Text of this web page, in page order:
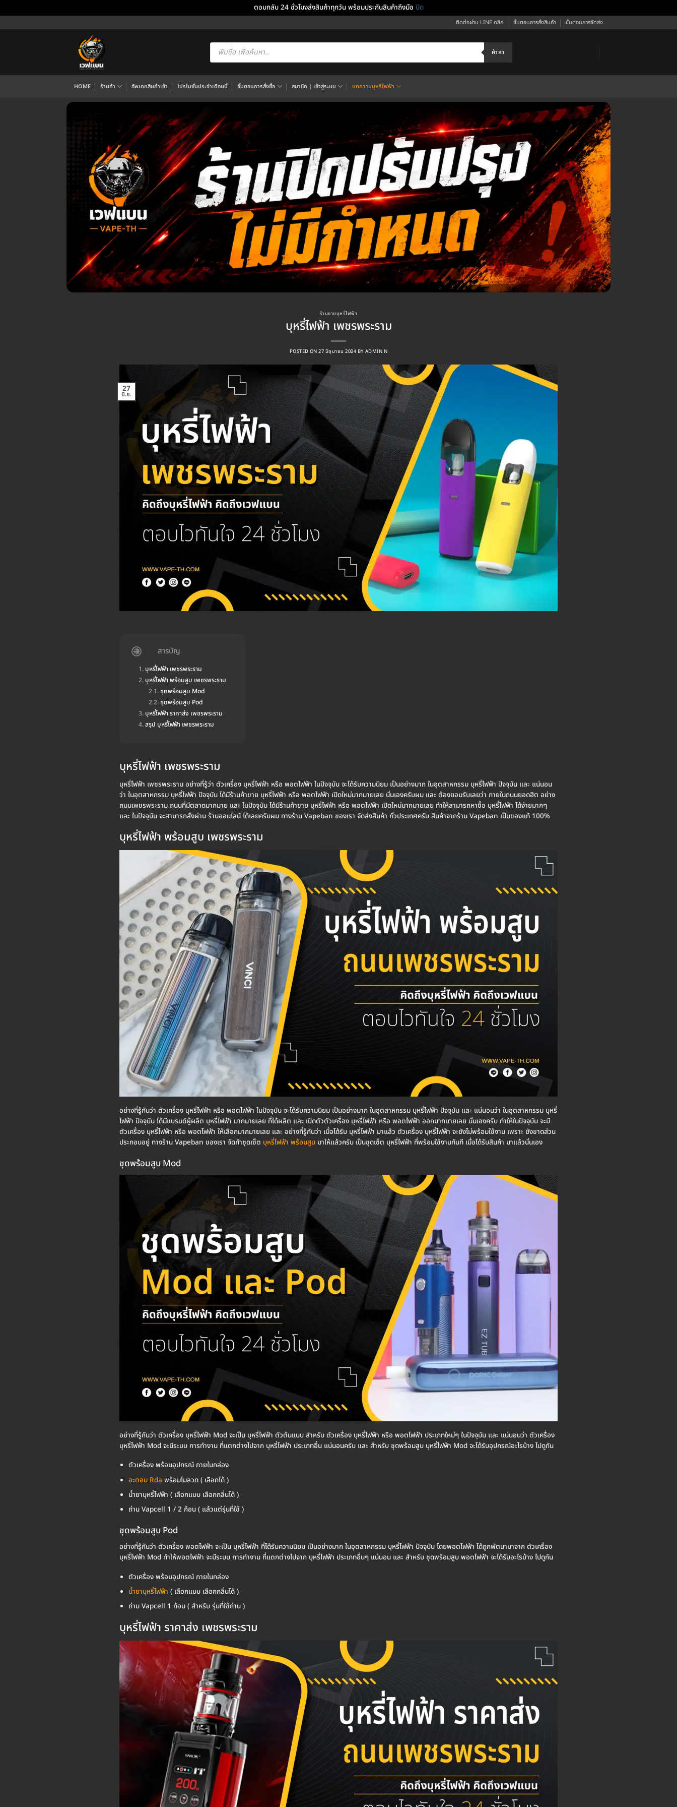
ตอบกลับ 24 ชั่วโมงส่งสินค้าทุกวัน พร้อมประกันสินค้าถึงมือ ปิด
ไป
ติดต่อผ่าน LINE คลิก ขั้นตอนการสั่งสินค้า ขั้นตอนการจัดส่ง
Products
search ค้าหา
HOME ร้านค้า อัพเดทสินค้าเข้า โปรโมชั่นประจำเดือนนี้ ขั้นตอนการสั่งซื้อ สมาชิก | เข้าสู่ระบบ บทความบุหรี่ไฟฟ้า
ร้านขายบุหรี่ไฟฟ้า
บุหรี่ไฟฟ้า เพชรพระราม
POSTED ON27 มิถุนายน 2024 BY ADMIN N
27
มิ.ย.
สารบัญ
บุหรี่ไฟฟ้า เพชรพระราม
บุหรี่ไฟฟ้า พร้อมสูบ เพชรพระราม
ชุดพร้อมสูบ Mod
ชุดพร้อมสูบ Pod
บุหรี่ไฟฟ้า ราคาส่ง เพชรพระราม
สรุป บุหรี่ไฟฟ้า เพชรพระราม
บุหรี่ไฟฟ้า เพชรพระราม
บุหรี่ไฟฟ้า เพชรพระราม อย่างที่รู้ว่า ตัวเครื่อง บุหรี่ไฟฟ้า หรือ พอตไฟฟ้า ในปัจจุบัน จะได้รับความนิยม เป็นอย่างมาก ในอุตสาหกรรม บุหรี่ไฟฟ้า ปัจจุบัน และ แน่นอน
ว่า ในอุตสาหกรรม บุหรี่ไฟฟ้า ปัจจุบัน ได้มีร้านค้าขาย บุหรี่ไฟฟ้า หรือ พอตไฟฟ้า เปิดใหม่มากมายเลย นั่นเองครับผม และ ต้องยอมรับเลยว่า ภายในถนนยอดฮิต อย่าง
ถนนเพชรพระราม ถนนที่มีตลาดมากมาย และ ในปัจจุบัน ได้มีร้านค้าขาย บุหรี่ไฟฟ้า หรือ พอตไฟฟ้า เปิดใหม่มากมายเลย ทำให้สามารถหาซื้อ บุหรี่ไฟฟ้า ได้ง่ายมากๆ
และ ในปัจจุบัน จะสามารถสั่งผ่าน ร้านออนไลน์ ได้เลยครับผม ทางร้าน Vapeban ของเรา จัดส่งสินค้า ทั่วประเทศครับ สินค้าจากร้าน Vapeban เป็นของแท้ 100%
บุหรี่ไฟฟ้า พร้อมสูบ เพชรพระราม
อย่างที่รู้กันว่า ตัวเครื่อง บุหรี่ไฟฟ้า หรือ พอตไฟฟ้า ในปัจจุบัน จะได้รับความนิยม เป็นอย่างมาก ในอุตสาหกรรม บุหรี่ไฟฟ้า ปัจจุบัน และ แน่นอนว่า ในอุตสาหกรรม บุหรี่
ไฟฟ้า ปัจจุบัน ได้มีแบรนด์ผู้ผลิต บุหรี่ไฟฟ้า มากมายเลย ที่ได้ผลิต และ เปิดตัวตัวเครื่อง บุหรี่ไฟฟ้า หรือ พอตไฟฟ้า ออกมากมายเลย นั่นเองครับ ทำให้ในปัจจุบัน จะมี
ตัวเครื่อง บุหรี่ไฟฟ้า หรือ พอตไฟฟ้า ให้เลือกมากมายเลย และ อย่างที่รู้กันว่า เมื่อได้รับ บุหรี่ไฟฟ้า มาแล้ว ตัวเครื่อง บุหรี่ไฟฟ้า จะยังไม่พร้อมใช้งาน เพราะ ยังขาดส่วน
ประกอบอยู่ ทางร้าน Vapeban ของเรา จัดทำชุดเซ็ต บุหรี่ไฟฟ้า พร้อมสูบ มาให้แล้วครับ เป็นชุดเซ็ต บุหรี่ไฟฟ้า ที่พร้อมใช้งานทันที เมื่อได้รับสินค้า มาแล้วนั่นเอง
ชุดพร้อมสูบ Mod
อย่างที่รู้กันว่า ตัวเครื่อง บุหรี่ไฟฟ้า Mod จะเป็น บุหรี่ไฟฟ้า ตัวต้นแบบ สำหรับ ตัวเครื่อง บุหรี่ไฟฟ้า หรือ พอตไฟฟ้า ประเภทใหม่ๆ ในปัจจุบัน และ แน่นอนว่า ตัวเครื่อง
บุหรี่ไฟฟ้า Mod จะมีระบบ การทำงาน ที่แตกต่างไปจาก บุหรี่ไฟฟ้า ประเภทอื่น แน่นอนครับ และ สำหรับ ชุดพร้อมสูบ บุหรี่ไฟฟ้า Mod จะได้รับอุปกรณ์อะไรบ้าง ไปดูกัน
ตัวเครื่อง พร้อมอุปกรณ์ ภายในกล่อง
อะตอม Rda พร้อมโมลวด ( เลือกได้ )
น้ำยาบุหรี่ไฟฟ้า ( เลือกแบบ เลือกกลิ่นได้ )
ถ่าน Vapcell 1 / 2 ก้อน ( แล้วแต่รุ่นที่ใช้ )
ชุดพร้อมสูบ Pod
อย่างที่รู้กันว่า ตัวเครื่อง พอตไฟฟ้า จะเป็น บุหรี่ไฟฟ้า ที่ได้รับความนิยม เป็นอย่างมาก ในอุตสาหกรรม บุหรี่ไฟฟ้า ปัจจุบัน โดยพอตไฟฟ้า ได้ถูกพัตนามาจาก ตัวเครื่อง
บุหรี่ไฟฟ้า Mod ทำให้พอตไฟฟ้า จะมีระบบ การทำงาน ที่แตกต่างไปจาก บุหรี่ไฟฟ้า ประเภทอื่นๆ แน่นอน และ สำหรับ ชุดพร้อมสูบ พอตไฟฟ้า จะได้รับอะไรบ้าง ไปดูกัน
ตัวเครื่อง พร้อมอุปกรณ์ ภายในกล่อง
น้ำยาบุหรี่ไฟฟ้า ( เลือกแบบ เลือกกลิ่นได้ )
ถ่าน Vapcell 1 ก้อน ( สำหรับ รุ่นที่ใช้ถ่าน )
บุหรี่ไฟฟ้า ราคาส่ง เพชรพระราม